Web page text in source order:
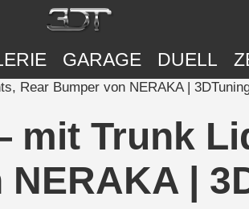
GARAGE DUELL
Rear Bumper von NERAKA |
Trunk
|